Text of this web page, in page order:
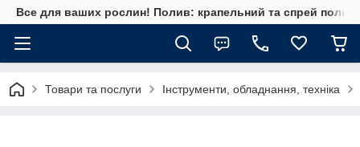
Все для ваших рослин! Полив: крапельний та спрей полив,
Товари та послуги Інструменти, обладнання, техніка